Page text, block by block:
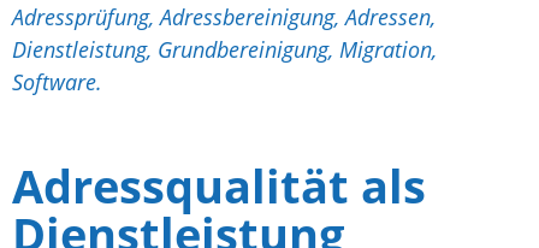
Adressprüfung, Adressbereinigung, Adressen,
Dienstleistung, Grundbereinigung, Migration,
Software.
Adressqualität als
Dienstleistung